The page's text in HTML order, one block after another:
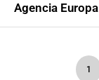
Agencia
1